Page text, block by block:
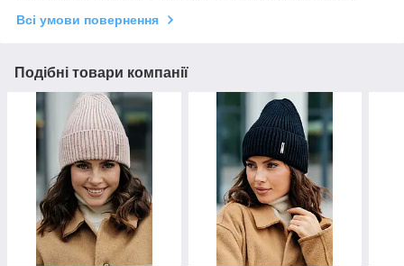
Всі умови повернення
Подібні товари компанії